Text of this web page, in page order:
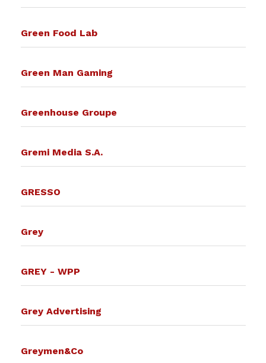
Green Food Lab
Green Man Gaming
Greenhouse Groupe
Gremi Media S.A.
GRESSO
Grey
GREY - WPP
Grey Advertising
Greymen&Co